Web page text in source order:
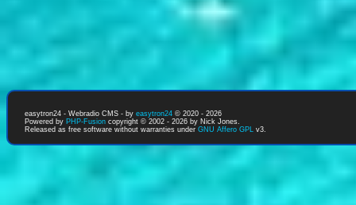
easytron24 - Webradio CMS - by easytron24 © 2020 - 2026
Powered by PHP-Fusion copyright © 2002 - 2026 by Nick Jones.
Released as free software without warranties under GNU Affero GPL v3.